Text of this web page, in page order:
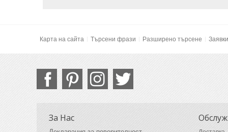
Карта на сайта Търсени фрази Разширено търсене
За Нас